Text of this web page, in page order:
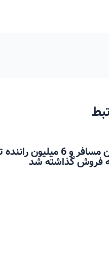
اطلاعات 27 میلیون
فروش گذاشته شد